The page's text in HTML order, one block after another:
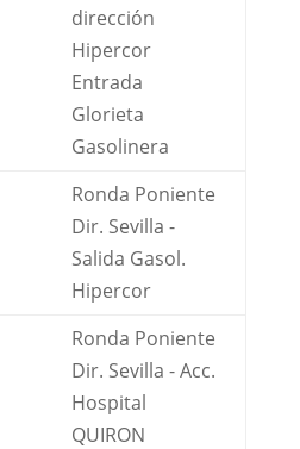
dirección
Hipercor
Entrada
Glorieta
Gasolinera
Ronda Poniente
Dir. Sevilla -
Salida Gasol.
Hipercor
Ronda Poniente
Dir. Sevilla - Acc.
Hospital
QUIRON